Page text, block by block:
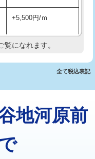
11,000円~
66,000円
38,500円
+5,500円/ｍ
現地調査
33,000円
+3,300円
8,800円
になれます。
全て税込表記
地河原前